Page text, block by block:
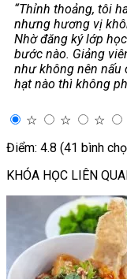
“Thỉnh thoảng, tôi
nhưng hương vị
Nhờ đăng ký lớp
bước nào. Giảng
như không nên nấu
hạt nào thì không
☆ ☆ ☆
Điểm: 4.8 (41 bình
KHÓA HỌC LIÊN